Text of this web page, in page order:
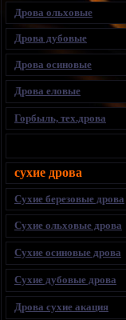
Дрова ольховые
Дрова дубовые
Дрова осиновые
Дрова еловые
Горбыль, тех.дрова
сухие дрова
Сухие березовые дрова
Сухие ольховые дрова
Сухие осиновые дрова
Сухие дубовые дрова
Дрова сухие акация